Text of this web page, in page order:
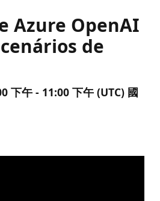
Azure OpenAI
de
下午 - 11:00 下午 (UTC) 國